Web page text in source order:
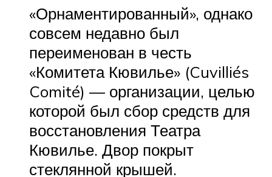
«Орнаментированный», однако
совсем недавно был
переименован в честь
«Комитета Кювилье» (Cuvilliés
Comité) — организации, целью
которой был сбор средств для
восстановления Театра
Кювилье. Двор покрыт
стеклянной крышей.